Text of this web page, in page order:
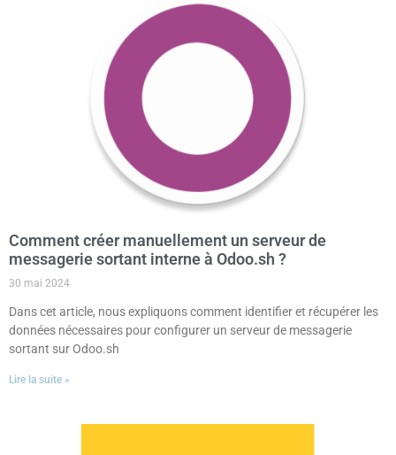
Comment créer manuellement un serveur de
messagerie sortant interne à Odoo.sh ?
30 mai 2024
Dans cet article, nous expliquons comment identifier et récupérer les
données nécessaires pour configurer un serveur de messagerie
sortant sur Odoo.sh
Lire la suite »